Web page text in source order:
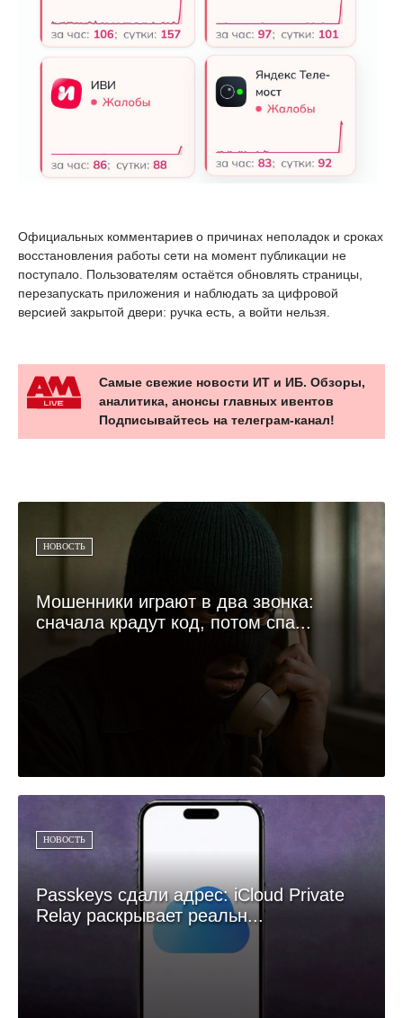
Официальных комментариев о причинах неполадок и сроках
восстановления работы сети на момент публикации не
поступало. Пользователям остаётся обновлять страницы,
перезапускать приложения и наблюдать за цифровой
версией закрытой двери: ручка есть, а войти нельзя.
Самые свежие новости ИТ и ИБ. Обзоры,
аналитика, анонсы главных ивентов
Подписывайтесь на телеграм-канал!
НОВОСТЬ
Мошенники играют в два звонка:
сначала крадут код, потом спа...
НОВОСТЬ
Passkeys сдали адрес: iCloud Private
Relay раскрывает реальн...